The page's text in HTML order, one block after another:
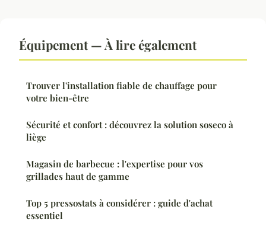
Équipement — À lire également
Trouver l'installation fiable de chauffage pour
votre bien-être
Sécurité et confort : découvrez la solution soseco à
liège
Magasin de barbecue : l'expertise pour vos
grillades haut de gamme
Top 5 pressostats à considérer : guide d'achat
essentiel